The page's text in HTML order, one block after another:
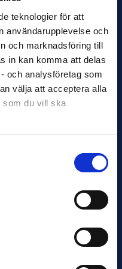
teknologier för att
användarupplevelse och
och marknadsföring till
in kan komma att delas
och analysföretag som
välja att acceptera alla
du vill ska
någon TV-kanal vara
kr per år för ‘Veckans
matcher också skulle
ihop ett avtal där
två matcher i
per-view-
varje enskild match
Com Hem ut till
ett subventionerat pris,
till den nya signal som
det produktionscenter